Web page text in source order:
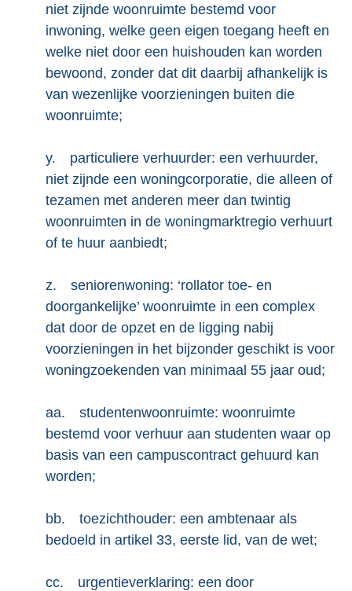
niet zijnde woonruimte bestemd voor
inwoning, welke geen eigen toegang heeft en
welke niet door een huishouden kan worden
bewoond, zonder dat dit daarbij afhankelijk is
van wezenlijke voorzieningen buiten die
woonruimte;
y.
particuliere verhuurder: een verhuurder,
niet zijnde een woningcorporatie, die alleen of
tezamen met anderen meer dan twintig
woonruimten in de woningmarktregio verhuurt
of te huur aanbiedt;
z.
seniorenwoning: ‘rollator toe- en
doorgankelijke’ woonruimte in een complex
dat door de opzet en de ligging nabij
voorzieningen in het bijzonder geschikt is voor
woningzoekenden van minimaal 55 jaar oud;
aa.
studentenwoonruimte: woonruimte
bestemd voor verhuur aan studenten waar op
basis van een campuscontract gehuurd kan
worden;
bb.
toezichthouder: een ambtenaar als
bedoeld in artikel 33, eerste lid, van de wet;
cc.
urgentieverklaring: een door